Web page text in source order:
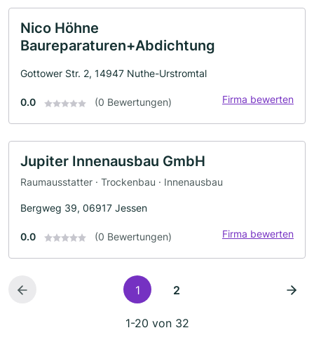
Nico Höhne
Baureparaturen+Abdichtung
Gottower Str. 2, 14947 Nuthe-Urstromtal
0.0 (0 Bewertungen) Firma bewerten
Jupiter Innenausbau GmbH
Raumausstatter · Trockenbau · Innenausbau
Bergweg 39, 06917 Jessen
0.0 (0 Bewertungen) Firma bewerten
1 2
1-20 von 32